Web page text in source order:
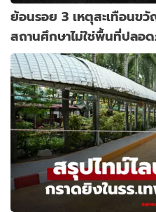
ย้อนรอย 3 เหตุสะเทือนขวั
สถานศึกษาไม่ใช่พื้นที่ปลอ